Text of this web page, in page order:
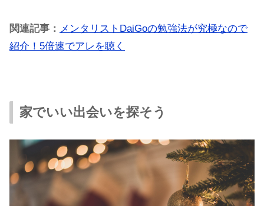
関連記事： メンタリストDaiGoの勉強法が究極なので
紹介！5倍速でアレを聴く
家でいい出会いを探そう